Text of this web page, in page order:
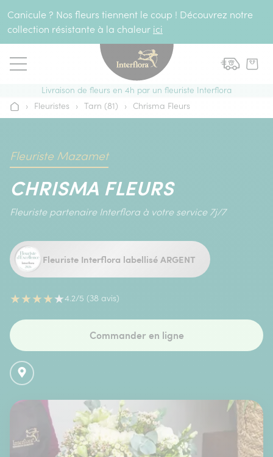
Canicule ? Nos fleurs tiennent le coup ! Découvrez notre
collection résistante à la chaleur ici
Livraison de fleurs en 4h par un fleuriste Interflora
Accueil
› Fleuristes › Tarn (81) › Chrisma Fleurs
Fleuriste Mazamet
CHRISMA FLEURS
Fleuriste partenaire Interflora à votre service 7j/7
Fleuriste Interflora labellisé ARGENT
★★★★★4.2/5 (38 avis)
Commander en ligne